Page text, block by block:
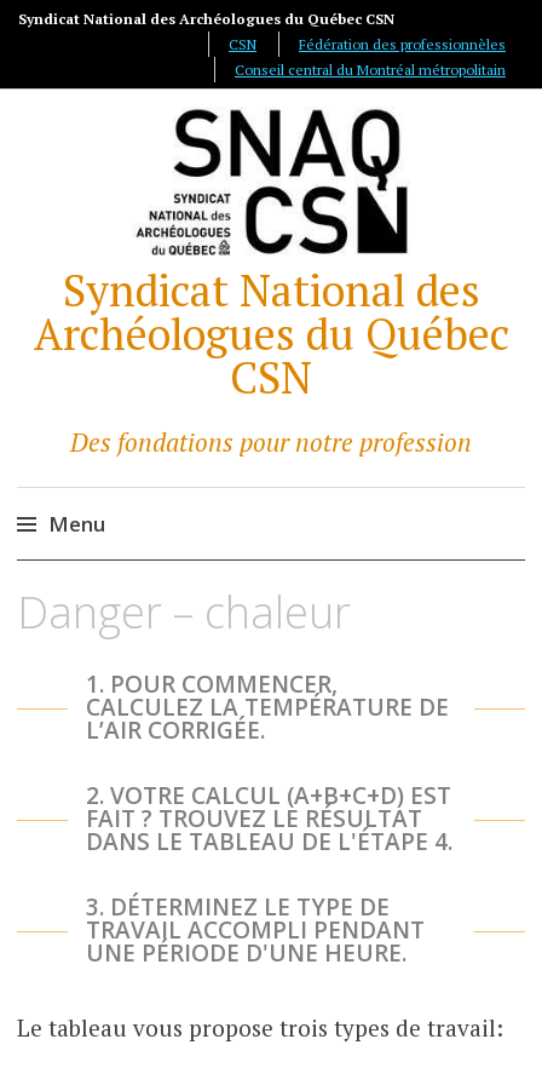
Syndicat National des Archéologues du Québec CSN
CSN
Fédération des professionnèles
Conseil central du Montréal métropolitain
Syndicat National des
Archéologues du Québec
CSN
Des fondations pour notre profession
Menu
au
Danger – chaleur
1. POUR COMMENCER,
CALCULEZ LA TEMPÉRATURE DE
L’AIR CORRIGÉE.
2. VOTRE CALCUL (A+B+C+D) EST
FAIT ? TROUVEZ LE RÉSULTAT
DANS LE TABLEAU DE L'ÉTAPE 4.
3. DÉTERMINEZ LE TYPE DE
TRAVAIL ACCOMPLI PENDANT
UNE PÉRIODE D'UNE HEURE.
Le tableau vous propose trois types de travail: